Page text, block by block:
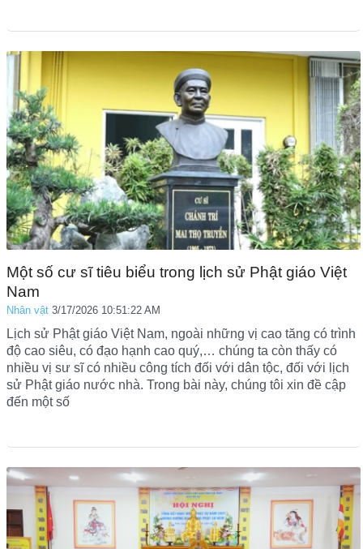
Một số cư sĩ tiêu biểu trong lịch sử Phật giáo Việt
Nam
Nhân vật 3/17/2026 10:51:22 AM
Lịch sử Phật giáo Việt Nam, ngoài những vị cao tăng có trình
độ cao siêu, có đạo hạnh cao quý,… chúng ta còn thấy có
nhiều vị sư sĩ có nhiều công tích đối với dân tộc, đối với lịch
sử Phật giáo nước nhà. Trong bài này, chúng tôi xin đề cập
đến một số